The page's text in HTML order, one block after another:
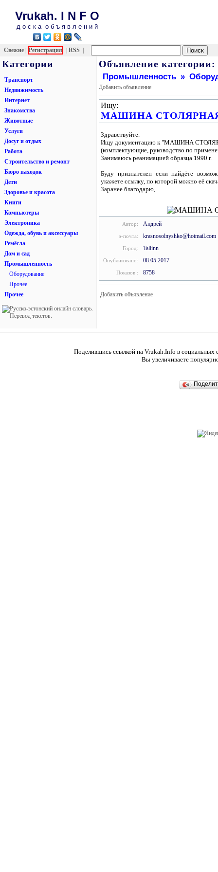
Vrukah. I N F O
д о с к а о б ъ я в л е н и й
Свежие Регистрация RSS
Категории
Транспорт
Недвижимость
Интернет
Знакомства
Животные
Услуги
Досуг и отдых
Работа
Строительство и ремонт
Бюро находок
Дети
Здоровье и красота
Книги
Компьютеры
Электроника
Одежда, обувь и аксессуары
Ремёсла
Дом и сад
Промышленность
Оборудование
Прочее
Прочее
Объявлениe категории:
Промышленность »
Добавить объявление
Ищу:
МАШИНА
Здравствуйте.
Ищу документацию к "МАШИНА
(комплектующие, руководство по
Занимаюсь реанимацией образца 1990 г.
Буду признателен если найдёте
укажете ссылку, по которой можно её
Заранее благодарю,
Автор: Андрей
э-почта: krasnosolnyshko@hotmail.com
Город: Tallinn
Опубликовано: 08.05.2017
Показов : 8758
Добавить объявление
Поделившись ссылкой на Vrukah.Info в социальных
Вы увеличиваете